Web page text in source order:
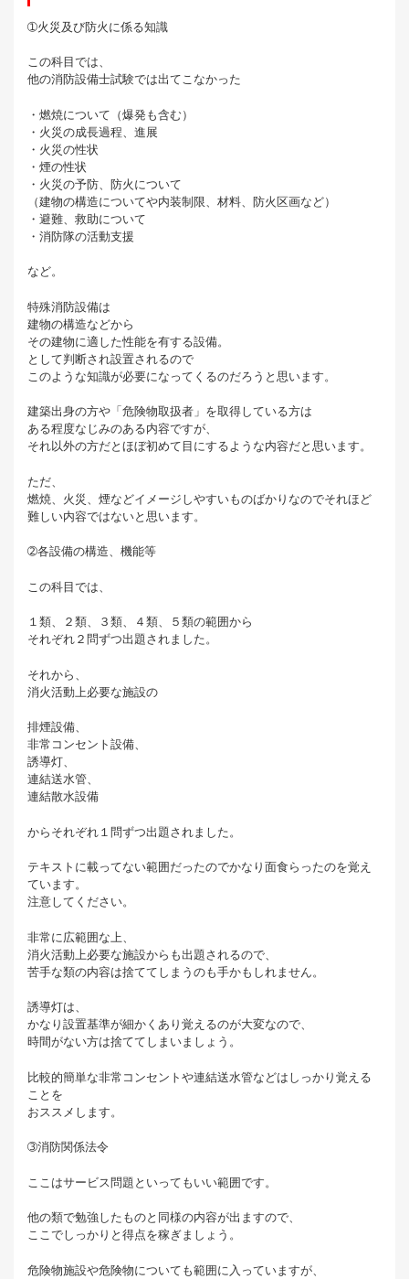
➀火災及び防火に係る知識
この科目では、
他の消防設備士試験では出てこなかった
・燃焼について（爆発も含む）
・火災の成長過程、進展
・火災の性状
・煙の性状
・火災の予防、防火について
（建物の構造についてや内装制限、材料、防火区画など）
・避難、救助について
・消防隊の活動支援
など。
特殊消防設備は
建物の構造などから
その建物に適した性能を有する設備。
として判断され設置されるので
このような知識が必要になってくるのだろうと思います。
建築出身の方や「危険物取扱者」を取得している方は
ある程度なじみのある内容ですが、
それ以外の方だとほぼ初めて目にするような内容だと思います。
ただ、
燃焼、火災、煙などイメージしやすいものばかりなのでそれほど
難しい内容ではないと思います。
➁各設備の構造、機能等
この科目では、
１類、２類、３類、４類、５類の範囲から
それぞれ２問ずつ出題されました。
それから、
消火活動上必要な施設の
排煙設備、
非常コンセント設備、
誘導灯、
連結送水管、
連結散水設備
からそれぞれ１問ずつ出題されました。
テキストに載ってない範囲だったのでかなり面食らったのを覚え
ています。
注意してください。
非常に広範囲な上、
消火活動上必要な施設からも出題されるので、
苦手な類の内容は捨ててしまうのも手かもしれません。
誘導灯は、
かなり設置基準が細かくあり覚えるのが大変なので、
時間がない方は捨ててしまいましょう。
比較的簡単な非常コンセントや連結送水管などはしっかり覚える
ことを
おススメします。
➂消防関係法令
ここはサービス問題といってもいい範囲です。
他の類で勉強したものと同様の内容が出ますので、
ここでしっかりと得点を稼ぎましょう。
危険物施設や危険物についても範囲に入っていますが、